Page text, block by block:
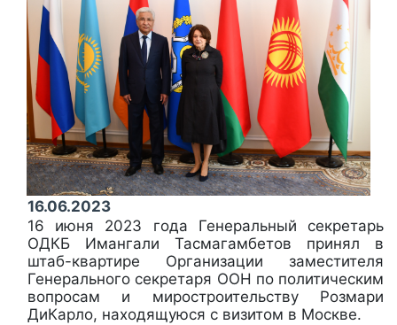
16.06.2023
16 июня 2023 года Генеральный секретарь
ОДКБ Имангали Тасмагамбетов принял в
штаб-квартире Организации заместителя
Генерального секретаря ООН по политическим
вопросам и миростроительству Розмари
ДиКарло, находящуюся с визитом в Москве.